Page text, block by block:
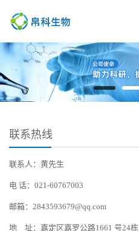
联系热线
联系人：黄先生
电 话：021-60767003
邮箱：2843593679@qq.com
地 址：嘉定区嘉罗公路1661 号24栋